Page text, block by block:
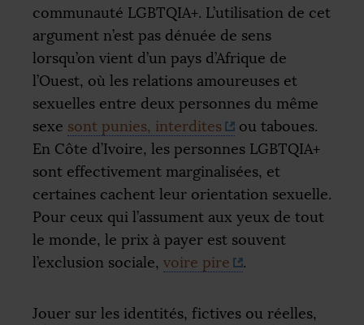
communauté LGBTQIA+. L’utilisation de cet
argument n’est pas dénuée de sens
lorsqu’on vient d’un pays d’Afrique de
l’Ouest, où les relations amoureuses et
sexuelles entre deux personnes du même
sexe sont punies, interdites
ou taboues.
En Côte d’Ivoire, les personnes LGBTQIA+
sont effectivement marginalisées, et
certaines cachent leur orientation sexuelle.
Pour ceux qui l’assument aux yeux de tout
le monde, le prix à payer est souvent
l’exclusion sociale, voire pire .
Jouer sur les identités, fictives ou réelles,